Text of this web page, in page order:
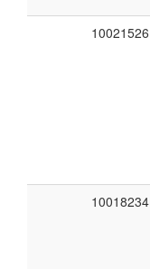
10021526
10018234